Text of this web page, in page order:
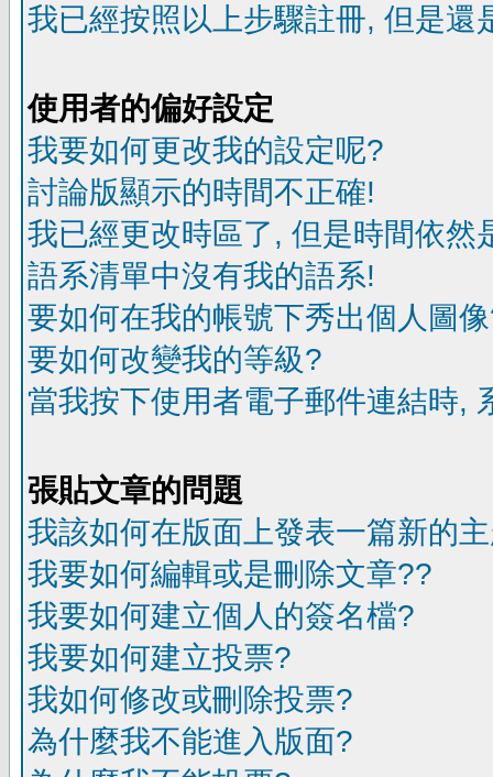
我已經按照以上步驟註冊, 但是還
使用者的偏好設定
我要如何更改我的設定呢?
討論版顯示的時間不正確!
我已經更改時區了, 但是時間依然
語系清單中沒有我的語系!
要如何在我的帳號下秀出個人圖
要如何改變我的等級?
當我按下使用者電子郵件連結時,
張貼文章的問題
我該如何在版面上發表一篇新的
我要如何編輯或是刪除文章??
我要如何建立個人的簽名檔?
我要如何建立投票?
我如何修改或刪除投票?
為什麼我不能進入版面?